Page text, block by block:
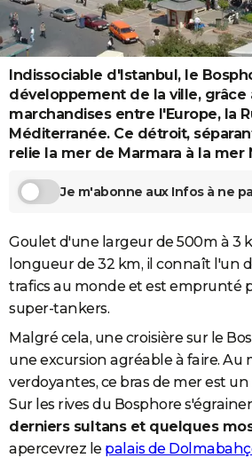
Destinations
City break
Voyage nature
Voyage de noces
Forum
Climat
+
PHOTO
GUIDES D'ACHAT
BONS PLANS
CARTE DE VOEUX
Carte de Noël
Carte Bonne année
Carte Saint-Valentin
Carte Pâques
Carte d'anniversaire
Dictionnaire
Biographies
Citations
Expressions
Proverbes
PROGRAMME TV
COPAINS D'AVANT
S'inscrire
Se connecter
Lycées
Collèges
Primaires
Universités
Entreprises
Service militaire
Avis de recherche
AVIS DE DÉCÈS
FORUM
Bricolage
Lifestyle
Culture
Sport
Auto
Television
Voyage
Cinema
Indissociable d'Istanbul, le
développement de la ville, grâce
marchandises entre l'Europe, la
Méditerranée. Ce détroit,
relie la mer de Marmara à la mer
Je m'abonne aux Infos à ne
Goulet d'une largeur de 500m à 3
longueur de 32 km, il connaît l'un
trafics au monde et est emprunté
super-tankers.
Malgré cela, une croisière sur le
une excursion agréable à faire. Au
verdoyantes, ce bras de mer est
Sur les rives du Bosphore
derniers sultans et quelques
apercevrez le palais de